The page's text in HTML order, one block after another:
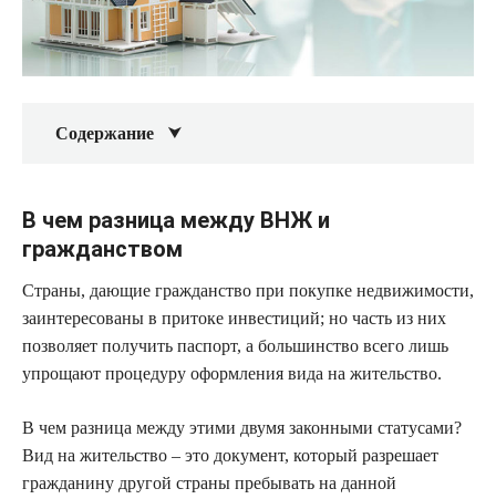
Содержание
В чем разница между ВНЖ и
гражданством
Страны, дающие гражданство при покупке недвижимости,
заинтересованы в притоке инвестиций; но часть из них
позволяет получить паспорт, а большинство всего лишь
упрощают процедуру оформления вида на жительство.
В чем разница между этими двумя законными статусами?
Вид на жительство – это документ, который разрешает
гражданину другой страны пребывать на данной